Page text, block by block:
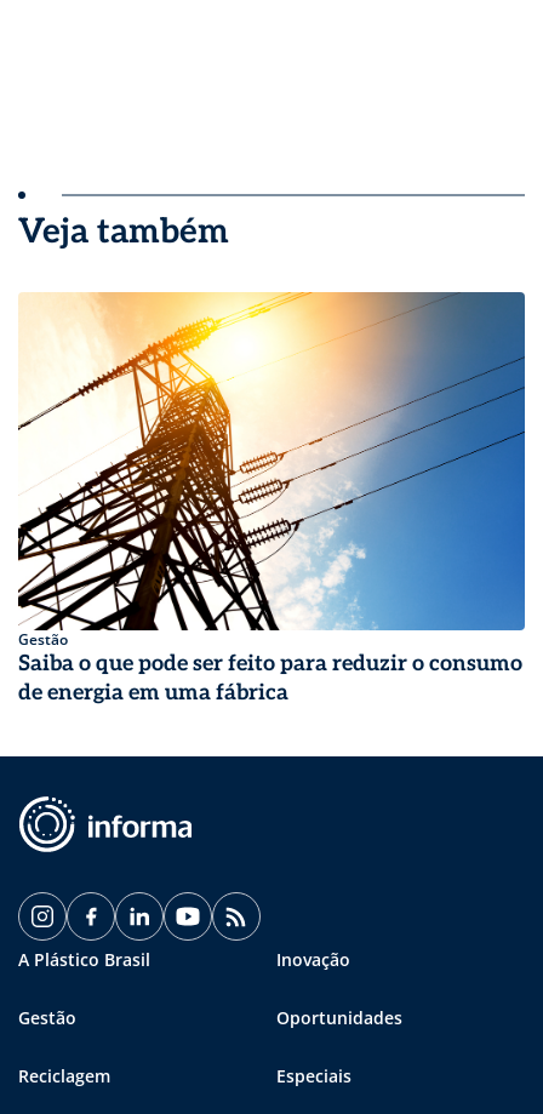
Veja também
Gestão
Saiba o que pode ser feito para reduzir o consumo
de energia em uma fábrica
A Plástico Brasil Inovação
Gestão Oportunidades
Reciclagem Especiais